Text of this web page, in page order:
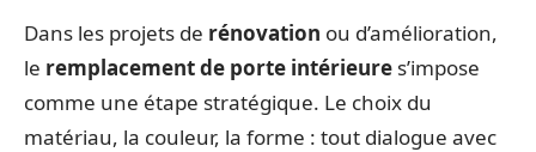
Dans les projets de rénovation ou d’amélioration,
le remplacement de porte intérieure s’impose
comme une étape stratégique. Le choix du
matériau, la couleur, la forme : tout dialogue avec